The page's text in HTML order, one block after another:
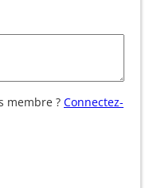
membre ? Connectez-